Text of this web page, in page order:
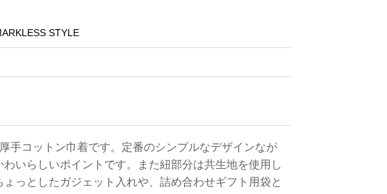
STYLE
手コットン巾着です。定番のシンプルなデザインなが
いらしいポイントです。また紐部分は共生地を使用し
っとしたガジェット入れや、詰め合わせギフト用袋と